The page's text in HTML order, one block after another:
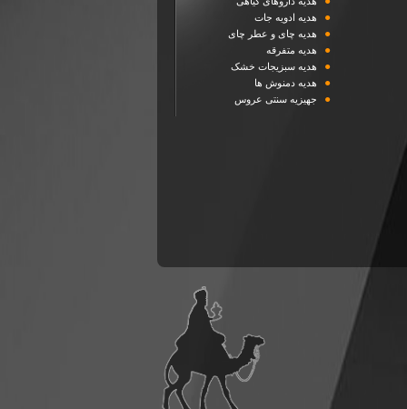
● هدیه ادویه جات
● هدیه چای و عطر چای
● هدیه متفرقه
● هدیه سبزیجات خشک
● هدیه دمنوش ها
● جهیزیه سنتی عروس